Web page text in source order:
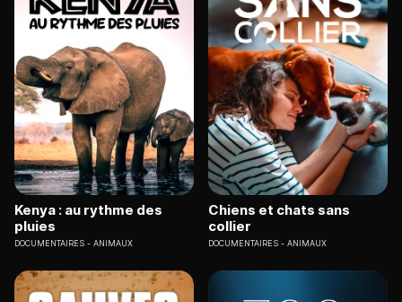
Kenya : au rythme des
pluies
DOCUMENTAIRES ANIMAUX
Chiens et chats sans
collier
DOCUMENTAIRES ANIMAUX